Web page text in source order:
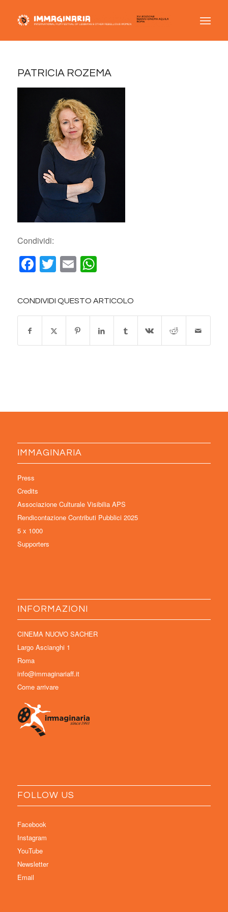
PATRICIA ROZEMA
Condividi:
Facebook
Twitter
EmailWhatsApp
CONDIVIDI QUESTO ARTICOLO
IMMAGINARIA
Press
Credits
Associazione Culturale Visibilia APS
Rendicontazione Contributi Pubblici 2025
5 x 1000
Supporters
INFORMAZIONI
CINEMA NUOVO SACHER
Largo Ascianghi 1
Roma
info@immaginariaff.it
Come arrivare
FOLLOW US
Facebook
Instagram
YouTube
Newsletter
Email